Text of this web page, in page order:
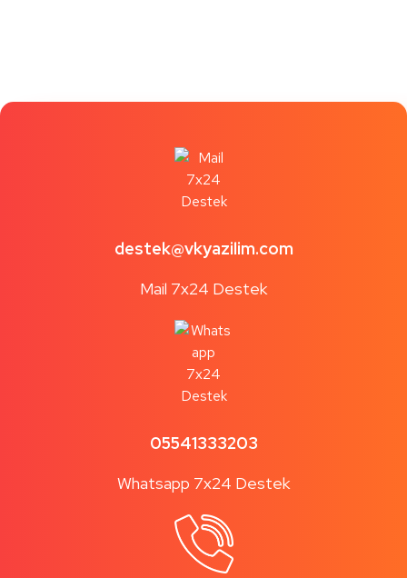
destek@vkyazilim.com
Mail 7x24 Destek
05541333203
Whatsapp 7x24 Destek